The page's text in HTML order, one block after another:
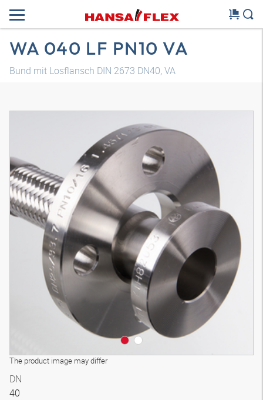
WA 040 LF PN10 VA
Bund mit Losflansch DIN 2673 DN40, VA
The product image may differ
DN
40